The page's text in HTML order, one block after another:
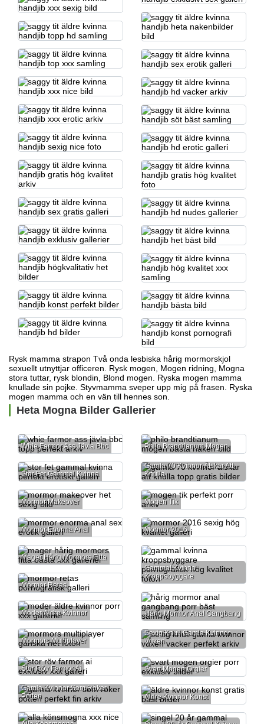
Rysk mamma strapon Två onda lesbiska hårig mormorskjol
sexuellt utnyttjar officeren. Rysk mogen, Mogen ridning, Mogna
stora tuttar, rysk blondin, Blond mogen. Ryska mogen mamma
knullade sin pojke. Styvmamma sveper upp mig på frasen. Ryska
mogen mamma och en vän till hennes son.
Heta Mogna Bilder Gallerier
Whie Farmor Ass Jävla Bbc Philo Brandtianum Mogen
Stor Fet Gammal Kvinna
Gamla 70 Kvinnor Älskar Att
Knulla
Mormor Makeover Mogen Tik
Mormor Enorma Anal Mormor 2016
Mager Hårig Mormors Fitta
Gammal Kvinna
Kroppsbyggare
Mormor Retas
Hårig Mormor Anal Gangbang
Moder Äldre Kvinnor
Mormors Multiplayer
Sexig Knull Gamla Kvinnor
Vuxen
Stor Röv Farmor Ai Svart Mogen Orgier
Gamla Kvinnor Som Röker
Potten
Äldre Kvinnor Konst